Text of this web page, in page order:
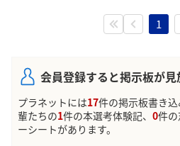
ウメヤンさんは役員面接終え
三次選考終えられた方、どん
1
会員登録すると掲示板が見
プラネットには17件の掲示板書き
輩たちの1件の本選考体験記、 0件の
ーシートがあります。